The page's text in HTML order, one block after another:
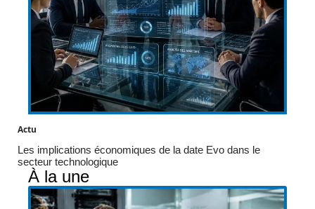
Actu
Les implications économiques de la date Evo dans le
secteur technologique
À la une